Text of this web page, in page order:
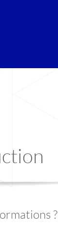
?